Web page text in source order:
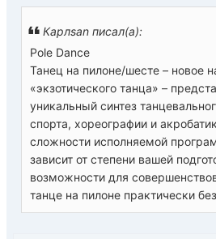
Карлsan писал(а):
Pole Dance
Танец на пилоне/шесте – новое
«экзотического танца» –
уникальный синтез
спорта, хореографии и
сложности исполняемой
зависит от степени вашей
возможности для
танце на пилоне практически